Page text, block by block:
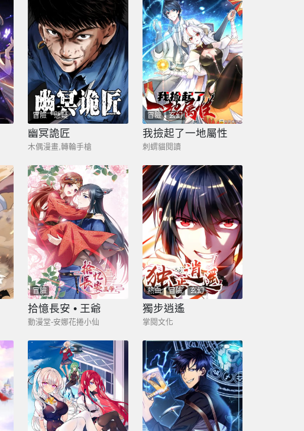
冒險 懸疑
幽冥詭匠
木偶漫畫,轉輪手槍
冒險 玄幻
我撿起了一地屬性
刺蝟貓閱讀
冒險
拾憶長安 • 王爺
動漫堂-安娜花捲小仙
熱血 冒險 玄幻
獨步逍遙
掌閱文化